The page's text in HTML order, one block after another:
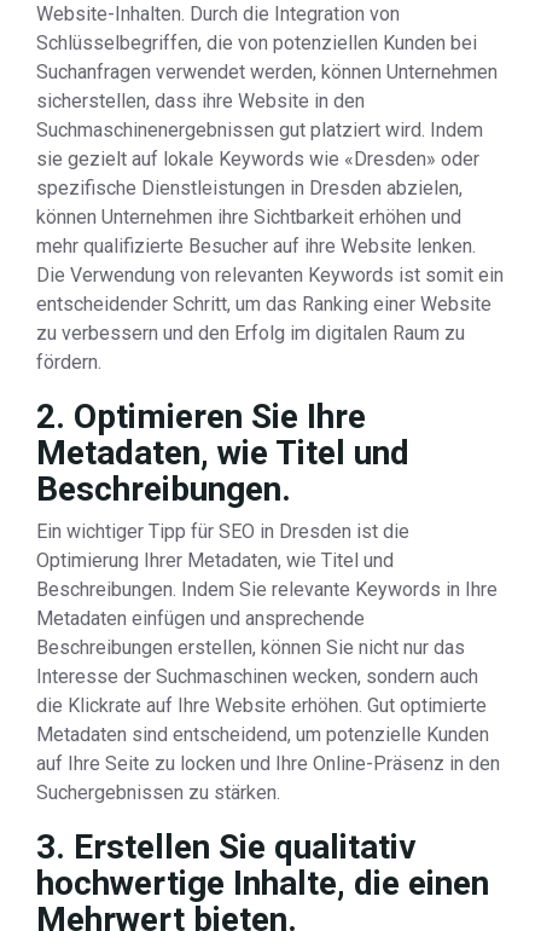
Website-Inhalten. Durch die Integration von
Schlüsselbegriffen, die von potenziellen Kunden bei
Suchanfragen verwendet werden, können Unternehmen
sicherstellen, dass ihre Website in den
Suchmaschinenergebnissen gut platziert wird. Indem
sie gezielt auf lokale Keywords wie «Dresden» oder
spezifische Dienstleistungen in Dresden abzielen,
können Unternehmen ihre Sichtbarkeit erhöhen und
mehr qualifizierte Besucher auf ihre Website lenken.
Die Verwendung von relevanten Keywords ist somit ein
entscheidender Schritt, um das Ranking einer Website
zu verbessern und den Erfolg im digitalen Raum zu
fördern.
2. Optimieren Sie Ihre
Metadaten, wie Titel und
Beschreibungen.
Ein wichtiger Tipp für SEO in Dresden ist die
Optimierung Ihrer Metadaten, wie Titel und
Beschreibungen. Indem Sie relevante Keywords in Ihre
Metadaten einfügen und ansprechende
Beschreibungen erstellen, können Sie nicht nur das
Interesse der Suchmaschinen wecken, sondern auch
die Klickrate auf Ihre Website erhöhen. Gut optimierte
Metadaten sind entscheidend, um potenzielle Kunden
auf Ihre Seite zu locken und Ihre Online-Präsenz in den
Suchergebnissen zu stärken.
3. Erstellen Sie qualitativ
hochwertige Inhalte, die einen
Mehrwert bieten.